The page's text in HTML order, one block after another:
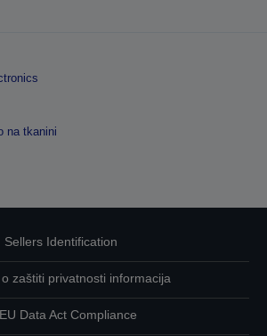
na tkanini
Sellers Identification
zaštiti privatnosti informacija
EU Data Act Compliance